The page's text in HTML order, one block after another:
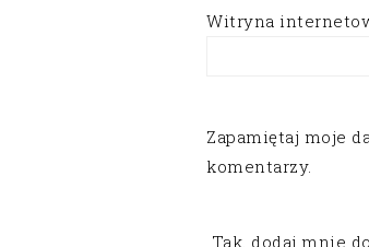
Witryna
Zapamiętaj moje
komentarzy.
Tak, dodaj mnie